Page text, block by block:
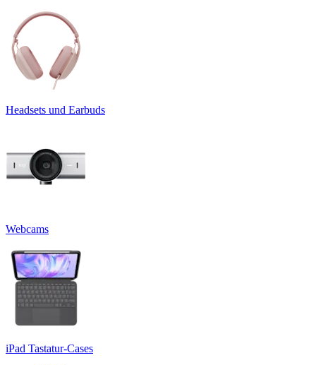
Headsets und Earbuds
Webcams
iPad Tastatur-Cases